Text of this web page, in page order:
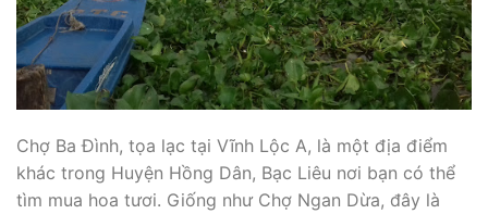
Chợ Ba Đình, tọa lạc tại Vĩnh Lộc A, là một địa điểm
khác trong Huyện Hồng Dân, Bạc Liêu nơi bạn có thể
tìm mua hoa tươi. Giống như Chợ Ngan Dừa, đây là